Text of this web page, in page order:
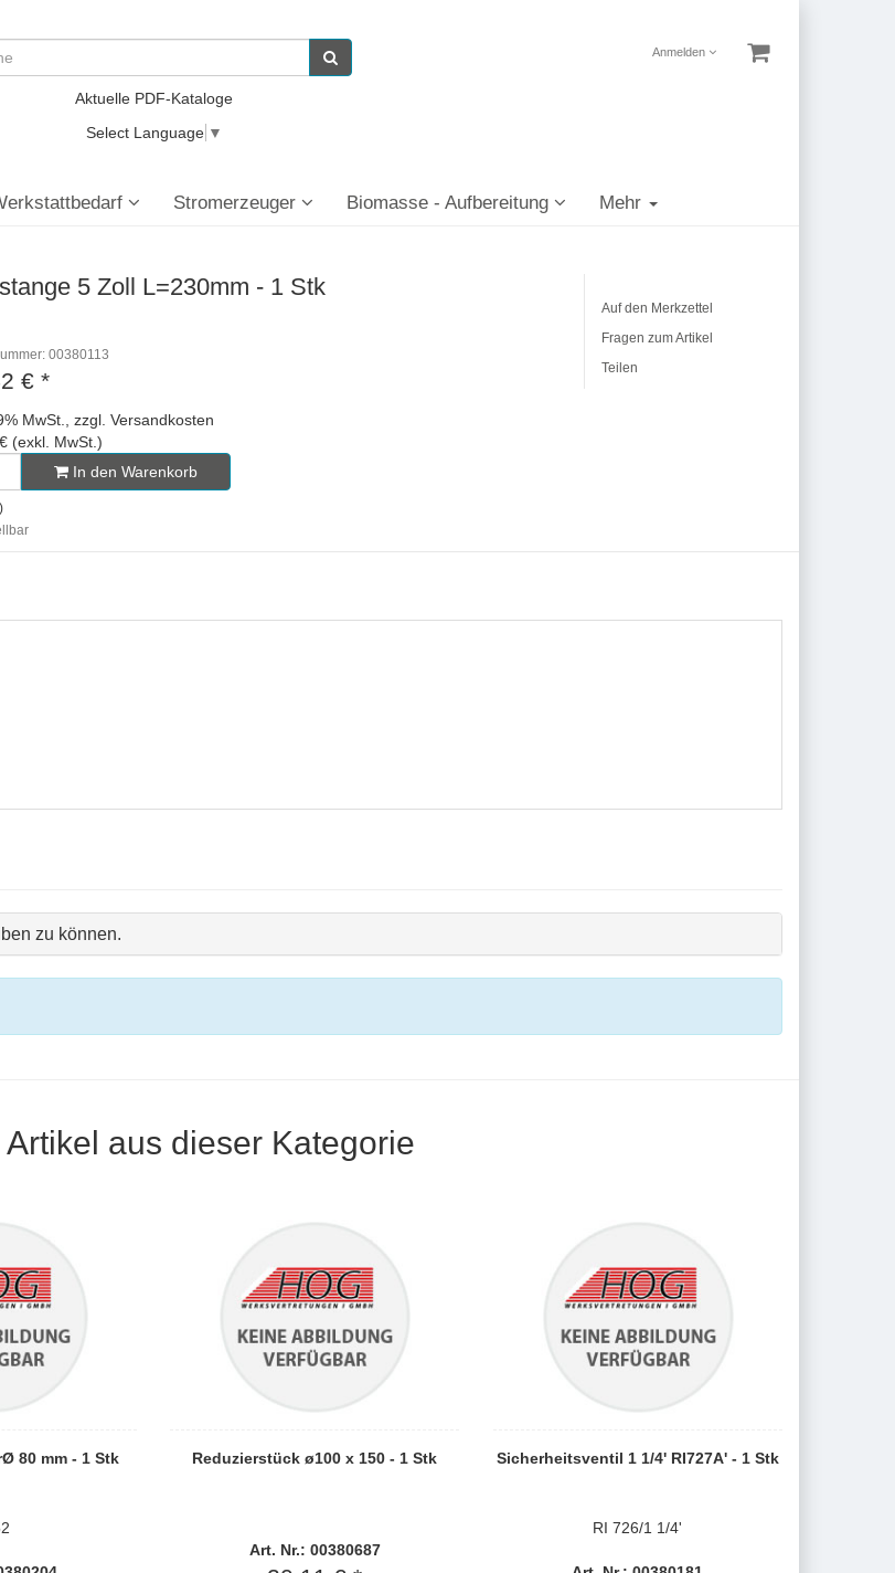
Anmelden
Aktuelle PDF-Kataloge
Select Language ▼
Stromerzeuger Biomasse - Aufbereitung Mehr
5 Zoll L=230mm - 1 Stk
00380113
€ *
MwSt., zzgl. Versandkosten
(exkl. MwSt.)
In den Warenkorb
Auf den Merkzettel
Fragen zum Artikel
Teilen
zu können.
aus dieser Kategorie
80 mm - 1 Stk Reduzierstück ø100 x 150 - 1 Stk
Art. Nr.: 00380687
Sicherheitsventil 1 1/4' RI727A' - 1 Stk
RI 726/1 1/4'